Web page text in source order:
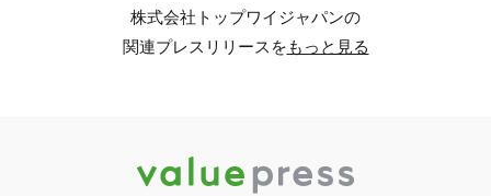
株式会社トップワイジャパンの
関連プレスリリースをもっと見る